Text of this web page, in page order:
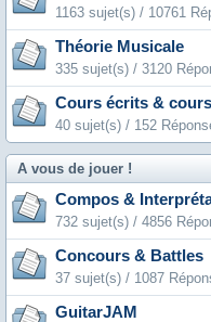
1163 sujet(s) / 10761
Théorie Musicale
335 sujet(s) / 3120
Cours écrits &
40 sujet(s) / 152
A vous de jouer !
Compos &
732 sujet(s) / 4856
Concours & Battles
37 sujet(s) / 1087
GuitarJAM